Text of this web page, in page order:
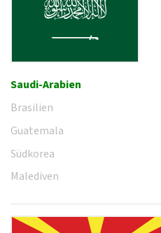
Saudi-Arabien
Brasilien
Guatemala
Südkorea
Malediven